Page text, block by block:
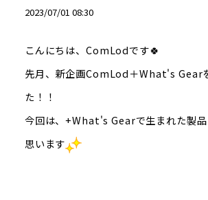
2023/07/01 08:30
こんにちは、ComLodです🍀
先月、新企画ComLod＋What's Gear
た！！
今回は、+What's Gearで生まれた製品
思います